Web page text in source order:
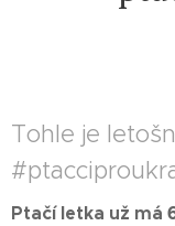
Tohle je
Ptačí letka už má